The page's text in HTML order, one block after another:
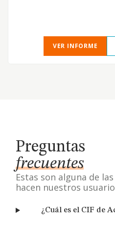
VER INFORME
Preguntas
frecuentes
Estas son alguna de
hacen nuestros
¿Cuál es el CIF de